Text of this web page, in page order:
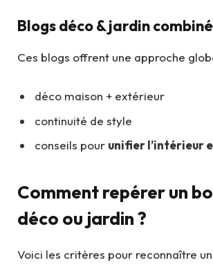
Blogs déco & jardin
Ces blogs offrent une approche
déco maison + extérieur
continuité de style
conseils pour unifier l’intérieur
Comment repérer un
déco ou jardin ?
Voici les critères pour reconnaître